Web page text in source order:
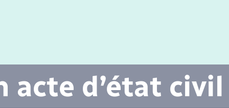
Mariage – PACS
acte d’état civil